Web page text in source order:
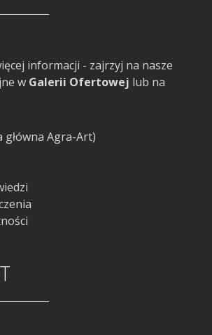
informacji - zajrzyj na nasze
w Galerii Ofertowej lub na
Agra-Art)